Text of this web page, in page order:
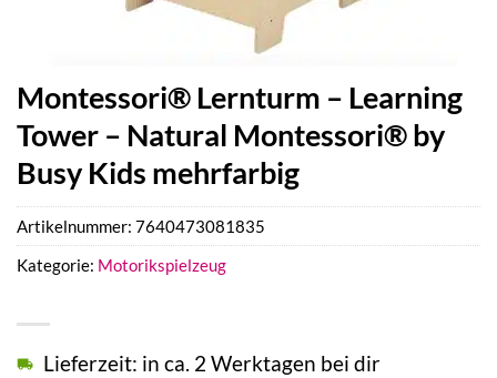
Montessori® Lernturm – Learning
Tower – Natural Montessori® by
Busy Kids mehrfarbig
Lieferzeit: in ca. 2 Werktagen bei dir
Artikelnummer: 7640473081835
Kategorie: Motorikspielzeug